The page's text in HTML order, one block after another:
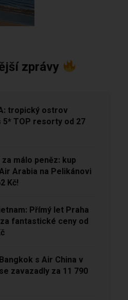
zprávy
tropický ostrov
5* TOP resorty od 27
málo peněz: kup
Arabia na Pelikánovi
Kč!
Přímý let Praha
fantastické ceny od
s Air China v
zavazadly za 11 790